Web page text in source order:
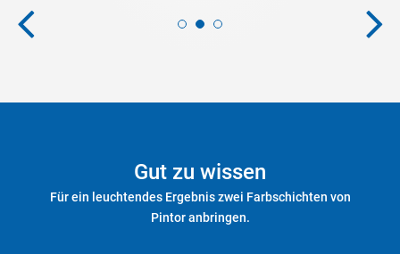
Gut zu wissen
Für ein leuchtendes Ergebnis zwei Farbschichten von
Pintor anbringen.